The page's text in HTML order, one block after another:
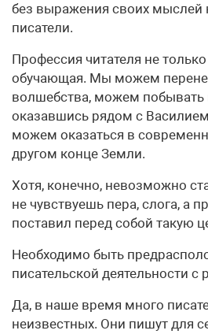
без выражения своих мыслей
писатели.
Профессия читателя не
обучающая. Мы можем
волшебства, можем побывать
оказавшись рядом с
можем оказаться в
другом конце Земли.
Хотя, конечно, невозможно
не чувствуешь пера, слога, а
поставил перед собой такую
Необходимо быть
писательской деятельности с
Да, в наше время много
неизвестных. Они пишут для